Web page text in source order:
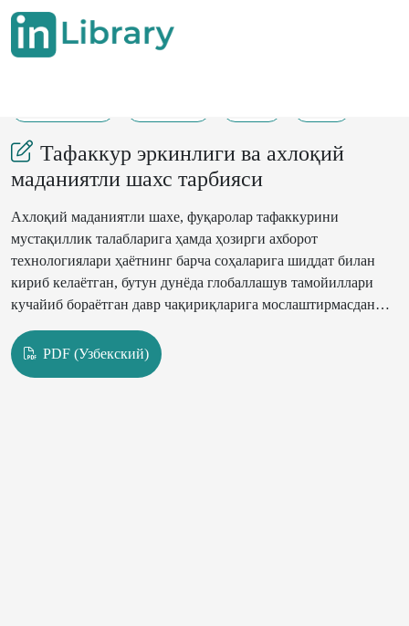
Тафаккур эркинлиги ва ахлоқий
маданиятли шахс тарбияси
Ахлоқий маданиятли шахе, фуқаролар тафаккурини
мустақиллик талабларига ҳамда ҳозирги ахборот
технологиялари ҳаётнинг барча соҳаларига шиддат билан
кириб келаётган, бутун дунёда глобаллашув тамойиллари
кучайиб бораётган давр чақириқларига мослаштирмасдан
давом эттириш қийин.
PDF (Узбекский)